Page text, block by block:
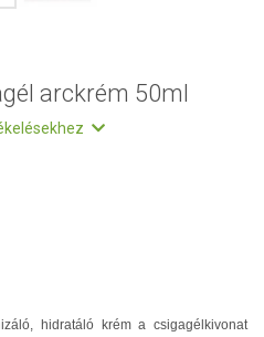
arckrém 50ml
hidratáló krém a csigagélkivonat